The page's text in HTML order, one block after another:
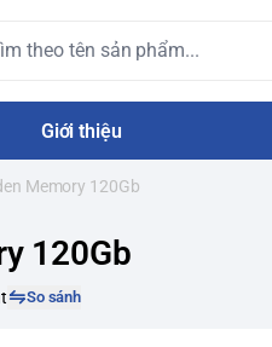
Giới thiệu
Memory 120Gb
120Gb
So sánh